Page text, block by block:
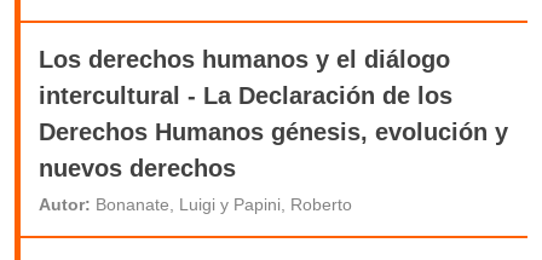
Los derechos humanos y el diálogo
intercultural - La Declaración de los
Derechos Humanos génesis, evolución y
nuevos derechos
Autor: Bonanate, Luigi y Papini, Roberto